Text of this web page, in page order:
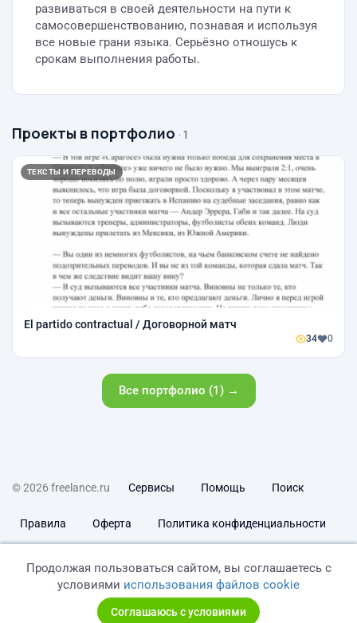
развиваться в своей деятельности на пути к
самосовершенствованию, познавая и используя
все новые грани языка. Серьёзно отношусь к
срокам выполнения работы.
Проекты в портфолио · 1
ТЕКСТЫ И ПЕРЕВОДЫ
El partido contractual / Договорной матч
34 0
Все портфолио (1) →
© 2026 freelance.ru Сервисы Помощь Поиск
Правила Оферта Политика конфиденциальности
Продолжая пользоваться сайтом, вы соглашаетесь с
условиями использования файлов cookie
Соглашаюсь с условиями